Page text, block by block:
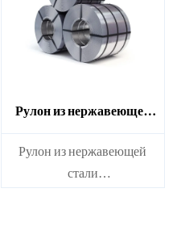
Рулон из нержавеющей
​Рулон из нержавеющей
стали